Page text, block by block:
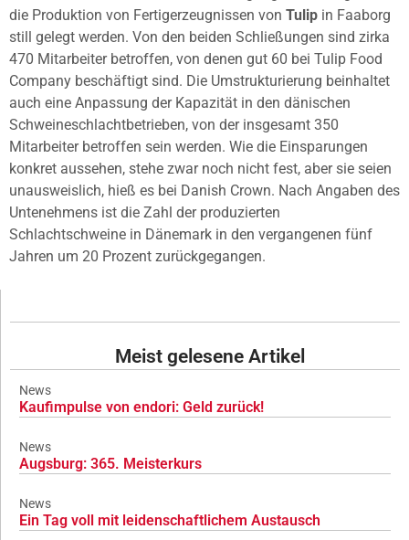
die Produktion von Fertigerzeugnissen von Tulip in Faaborg
still gelegt werden. Von den beiden Schließungen sind zirka
470 Mitarbeiter betroffen, von denen gut 60 bei Tulip Food
Company beschäftigt sind. Die Umstrukturierung beinhaltet
auch eine Anpassung der Kapazität in den dänischen
Schweineschlachtbetrieben, von der insgesamt 350
Mitarbeiter betroffen sein werden. Wie die Einsparungen
konkret aussehen, stehe zwar noch nicht fest, aber sie seien
unausweislich, hieß es bei Danish Crown. Nach Angaben des
Untenehmens ist die Zahl der produzierten
Schlachtschweine in Dänemark in den vergangenen fünf
Jahren um 20 Prozent zurückgegangen.
Meist gelesene Artikel
News
Kaufimpulse von endori: Geld zurück!
News
Augsburg: 365. Meisterkurs
News
Ein Tag voll mit leidenschaftlichem Austausch